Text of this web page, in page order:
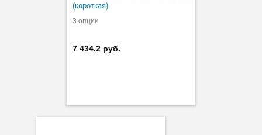
(короткая)
3 опции
7 434.2 руб.